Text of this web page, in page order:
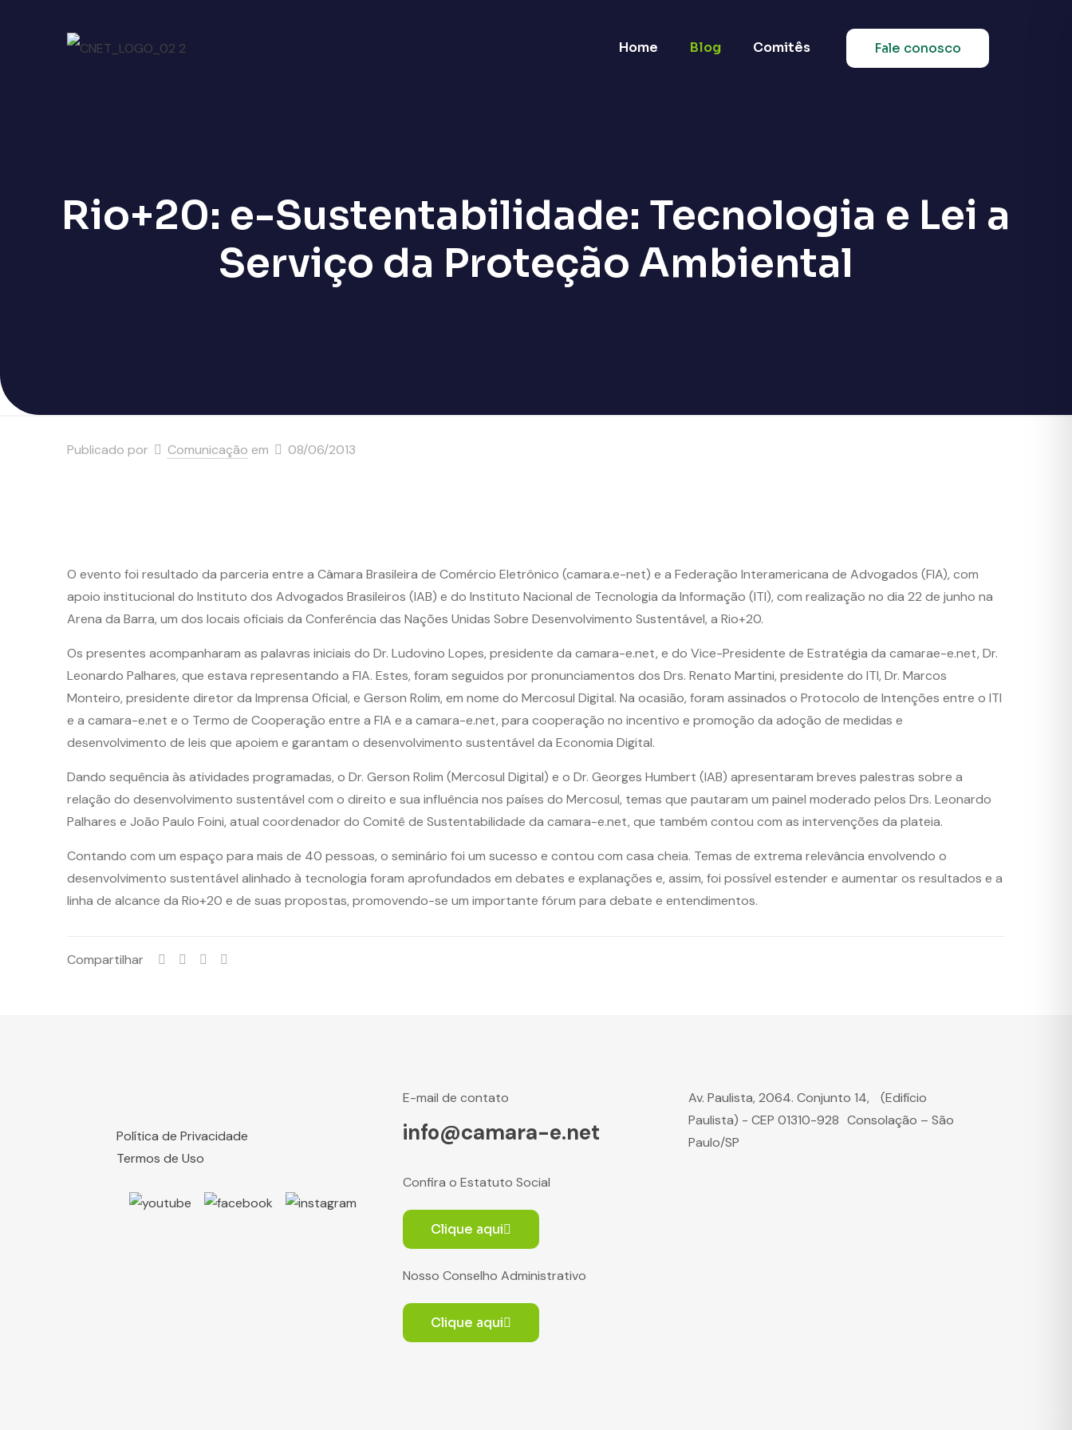
Home Blog Comitês Fale conosco
Rio+20: e-Sustentabilidade: Tecnologia e Lei a
Serviço da Proteção Ambiental
Publicado por Comunicação em 08/06/2013
O evento foi resultado da parceria entre a Câmara Brasileira de Comércio Eletrônico (camara.e-net) e a Federação Interamericana de Advogados (FIA), com
apoio institucional do Instituto dos Advogados Brasileiros (IAB) e do Instituto Nacional de Tecnologia da Informação (ITI), com realização no dia 22 de junho na
Arena da Barra, um dos locais oficiais da Conferência das Nações Unidas Sobre Desenvolvimento Sustentável, a Rio+20.
Os presentes acompanharam as palavras iniciais do Dr. Ludovino Lopes, presidente da camara-e.net, e do Vice-Presidente de Estratégia da camarae-e.net, Dr.
Leonardo Palhares, que estava representando a FIA. Estes, foram seguidos por pronunciamentos dos Drs. Renato Martini, presidente do ITI, Dr. Marcos
Monteiro, presidente diretor da Imprensa Oficial, e Gerson Rolim, em nome do Mercosul Digital. Na ocasião, foram assinados o Protocolo de Intenções entre o ITI
e a camara-e.net e o Termo de Cooperação entre a FIA e a camara-e.net, para cooperação no incentivo e promoção da adoção de medidas e
desenvolvimento de leis que apoiem e garantam o desenvolvimento sustentável da Economia Digital.
Dando sequência às atividades programadas, o Dr. Gerson Rolim (Mercosul Digital) e o Dr. Georges Humbert (IAB) apresentaram breves palestras sobre a
relação do desenvolvimento sustentável com o direito e sua influência nos países do Mercosul, temas que pautaram um painel moderado pelos Drs. Leonardo
Palhares e João Paulo Foini, atual coordenador do Comitê de Sustentabilidade da camara-e.net, que também contou com as intervenções da plateia.
Contando com um espaço para mais de 40 pessoas, o seminário foi um sucesso e contou com casa cheia. Temas de extrema relevância envolvendo o
desenvolvimento sustentável alinhado à tecnologia foram aprofundados em debates e explanações e, assim, foi possível estender e aumentar os resultados e a
linha de alcance da Rio+20 e de suas propostas, promovendo-se um importante fórum para debate e entendimentos.
Compartilhar
Política de Privacidade
Termos de Uso
E-mail de contato
info@camara-e.net
Confira o Estatuto Social
Clique aqui
Nosso Conselho Administrativo
Clique aqui
Av. Paulista, 2064. Conjunto 14, (Edifício
Paulista) - CEP 01310-928 Consolação – São
Paulo/SP